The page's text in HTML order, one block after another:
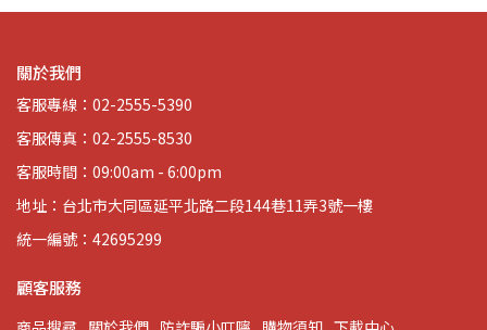
關於我們
客服專線：02-2555-5390
客服傳真：02-2555-8530
客服時間：09:00am - 6:00pm
地址：台北市大同區延平北路二段144巷11弄3號一樓
統一編號：42695299
顧客服務